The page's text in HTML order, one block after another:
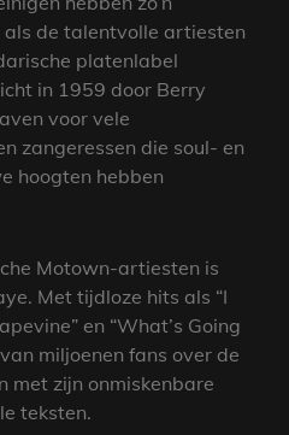
de talentvolle artiesten
platenlabel
in 1959 door Berry
voor vele
zangeressen die soul- en
hoogten hebben
Motown-artiesten is
Met tijdloze hits als “I
en “What’s Going
miljoenen fans over de
met zijn onmiskenbare
teksten.